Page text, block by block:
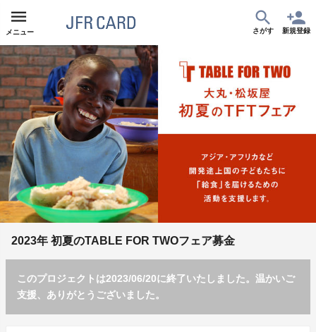
メニュー さがす 新規登録
2023年 初夏のTABLE FOR TWOフェア募金
このプロジェクトは2023/06/20に終了いたしました。温かいご
支援、ありがとうございました。